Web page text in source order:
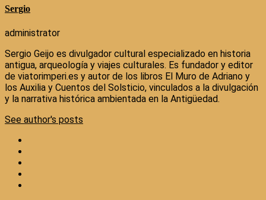
Sergio
administrator
Sergio Geijo es divulgador cultural especializado en historia
antigua, arqueología y viajes culturales. Es fundador y editor
de viatorimperi.es y autor de los libros El Muro de Adriano y
los Auxilia y Cuentos del Solsticio, vinculados a la divulgación
y la narrativa histórica ambientada en la Antigüedad.
See author's posts